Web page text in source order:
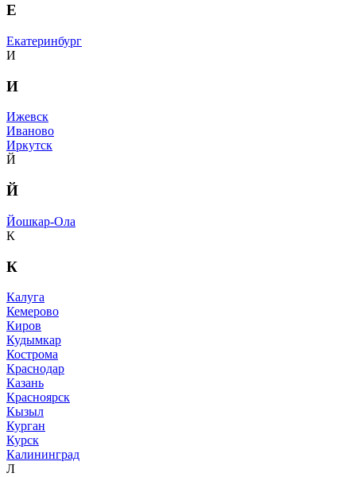
Е
Екатеринбург
И
И
Ижевск
Иваново
Иркутск
Й
Й
Йошкар-Ола
К
К
Калуга
Кемерово
Киров
Кудымкар
Кострома
Краснодар
Казань
Красноярск
Кызыл
Курган
Курск
Калининград
Л